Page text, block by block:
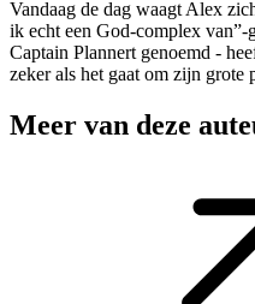
Vandaag de dag waagt Alex
ik echt een God-complex van”-
Captain Plannert genoemd -
zeker als het gaat om zijn grote
Meer van deze